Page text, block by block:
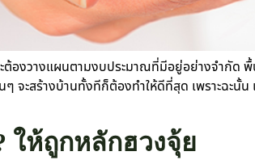
ะต้องวางแผนตามงบประมาณที่มีอยู่อย่างจำกัด
ๆ จะสร้างบ้านทั้งทีก็ต้องทำให้ดีที่สุด เพราะฉะ
ให้ถูกหลักฮวงจุ้ย